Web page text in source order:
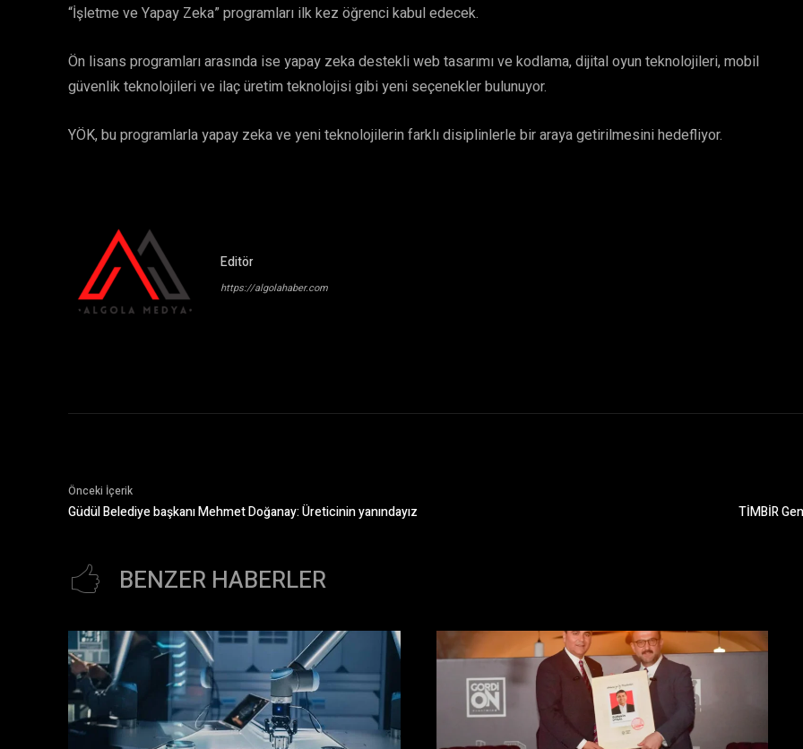
“İşletme ve Yapay Zeka” programları ilk kez öğrenci kabul edecek.
Ön lisans programları arasında ise yapay zeka destekli web tasarımı ve kodlama, dijital oyun teknolojileri, mobil
güvenlik teknolojileri ve ilaç üretim teknolojisi gibi yeni seçenekler bulunuyor.
YÖK, bu programlarla yapay zeka ve yeni teknolojilerin farklı disiplinlerle bir araya getirilmesini hedefliyor.
Editör
https://algolahaber.com
Önceki İçerik
Güdül Belediye başkanı Mehmet Doğanay: Üreticinin yanındayız TİMBİR
BENZER HABERLER